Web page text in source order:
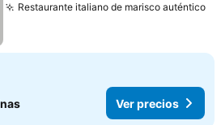
Restaurante italiano de marisco auténtico
Ver precios